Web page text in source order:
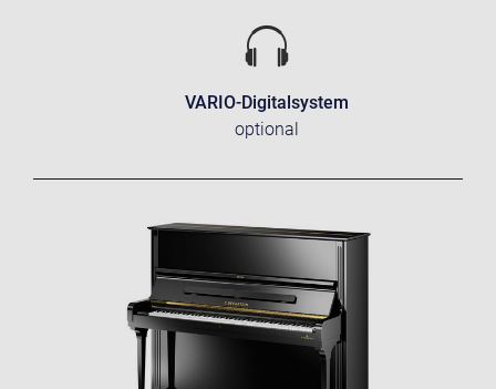
VARIO-Digitalsystem
optional